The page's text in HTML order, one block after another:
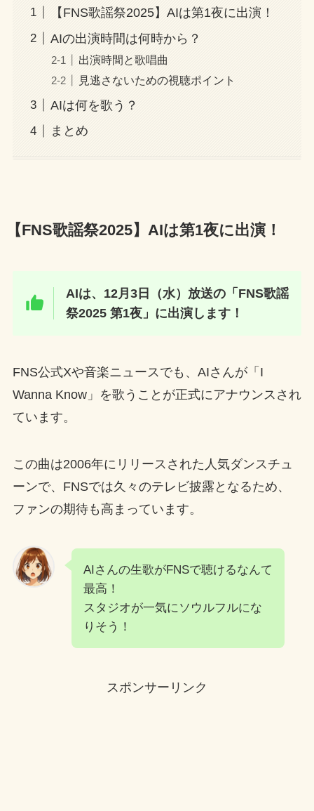
【FNS歌謡祭2025】AIは第1夜に出演！
AIの出演時間は何時から？
出演時間と歌唱曲
見逃さないための視聴ポイント
AIは何を歌う？
まとめ
【FNS歌謡祭2025】 AIは第1夜に出演！
AIは、12月3日（水）放送の「FNS歌謡
祭2025 第1夜」に出演します！
FNS公式Xや音楽ニュースでも、AIさんが「I
Wanna Know」を歌うことが正式にアナウンスされ
ています。
この曲は2006年にリリースされた人気ダンスチュ
ーンで、FNSでは久々のテレビ披露となるため、
ファンの期待も高まっています。
AIさんの生歌がFNSで聴けるなんて
最高！
スタジオが一気にソウルフルにな
りそう！
スポンサーリンク